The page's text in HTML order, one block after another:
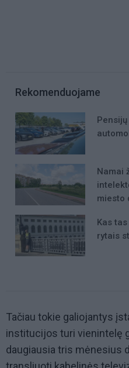
Rekomenduojame
Namai
miesto
Kas
rytais
Tačiau tokie galiojantys
institucijos turi vienintelę
daugiausia tris mėnesius